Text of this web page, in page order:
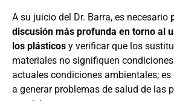
A su juicio del Dr. Barra, es necesario
discusión más profunda en torno al
los plásticos y verificar que los
materiales no signifiquen
actuales condiciones ambientales; es
a generar problemas de salud de las